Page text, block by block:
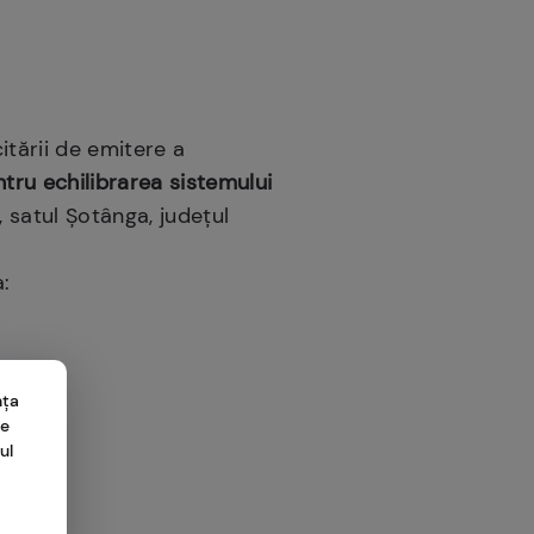
de emitere a
echilibrarea sistemului
Şotânga, judeţul